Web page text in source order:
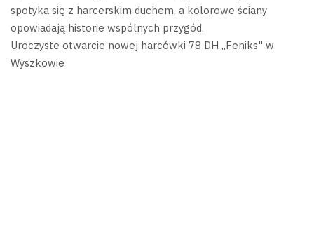
spotyka się z harcerskim duchem, a kolorowe ściany
opowiadają historie wspólnych przygód.
Uroczyste otwarcie nowej harcówki 78 DH „Feniks" w
Wyszkowie